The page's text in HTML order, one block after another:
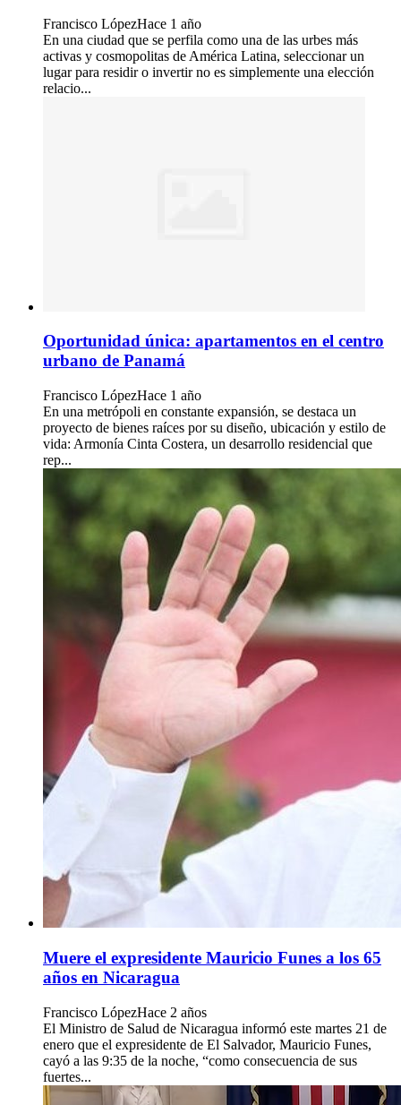
Francisco LópezHace 1 año
En una ciudad que se perfila como una de las urbes más
activas y cosmopolitas de América Latina, seleccionar un
lugar para residir o invertir no es simplemente una elección
relacio...
Oportunidad única: apartamentos en el centro
urbano de Panamá
Francisco LópezHace 1 año
En una metrópoli en constante expansión, se destaca un
proyecto de bienes raíces por su diseño, ubicación y estilo de
vida: Armonía Cinta Costera, un desarrollo residencial que
rep...
Muere el expresidente Mauricio Funes a los 65
años en Nicaragua
Francisco LópezHace 2 años
El Ministro de Salud de Nicaragua informó este martes 21 de
enero que el expresidente de El Salvador, Mauricio Funes,
cayó a las 9:35 de la noche, “como consecuencia de sus
fuertes...